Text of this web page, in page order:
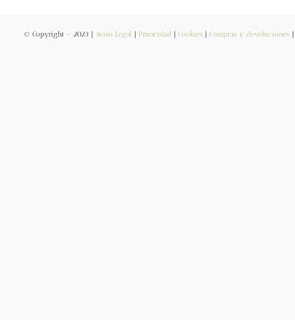
© Copyright – 2023 | Aviso Legal Privacidad Cookies| Compras y devoluciones|